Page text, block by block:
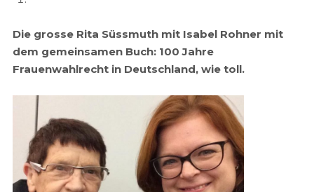
Die grosse Rita Süssmuth mit Isabel Rohner mit
dem gemeinsamen Buch: 100 Jahre
Frauenwahlrecht in Deutschland, wie toll.